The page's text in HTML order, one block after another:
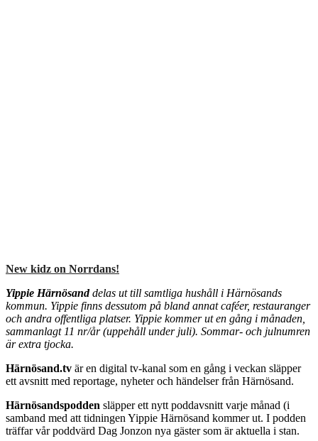
New kidz on Norrdans!
Yippie Härnösanddelas ut till samtliga hushåll i Härnösands
kommun. Yippie finns dessutom på bland annat caféer, restauranger
och andra offentliga platser. Yippie kommer ut en gång i månaden,
sammanlagt 11 nr/år (uppehåll under juli). Sommar- och julnumren
är extra tjocka.
Härnösand.tv är en digital tv-kanal som en gång i veckan släpper
ett avsnitt med reportage, nyheter och händelser från Härnösand.
Härnösandspodden släpper ett nytt poddavsnitt varje månad (i
samband med att tidningen Yippie Härnösand kommer ut. I podden
träffar vår poddvärd Dag Jonzon nya gäster som är aktuella i stan.